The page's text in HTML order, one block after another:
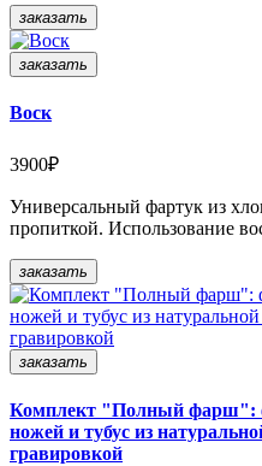
заказать
заказать
Воск
3900₽
Универсальный фартук из
пропиткой. Использование
заказать
заказать
Комплект "Полный фарш":
ножей и тубус из
гравировкой